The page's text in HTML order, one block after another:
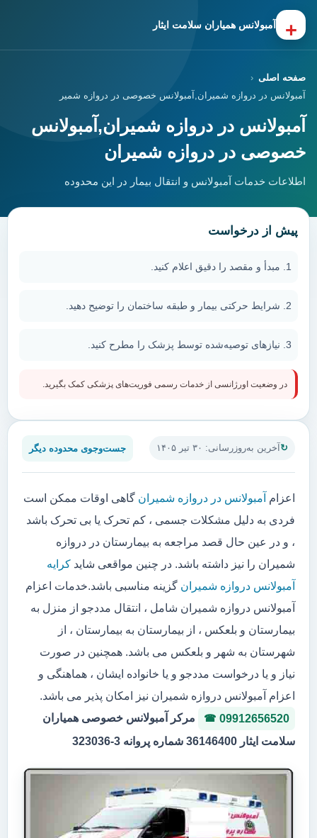
+ آمبولانس همیاران سلامت ایثار
صفحه اصلی
آمبولانس در دروازه شمیران,آمبولانس خصوصی در دروازه شمیران
آمبولانس در دروازه شمیران,آمبولانس
خصوصی در دروازه شمیران
اطلاعات خدمات آمبولانس و انتقال بیمار در این محدوده
آخرین به‌روزرسانی: ۳۰ تیر ۱۴۰۵ جست‌وجوی محدوده دیگر
اعزام آمبولانس در دروازه شمیران گاهی اوقات ممکن است
فردی به دلیل مشکلات جسمی ، کم تحرک یا بی تحرک باشد
، و در عین حال قصد مراجعه به بیمارستان در دروازه
شمیران را نیز داشته باشد. در چنین مواقعی شاید کرایه
آمبولانس دروازه شمیران گزینه مناسبی باشد.خدمات اعزام
آمبولانس دروازه شمیران شامل ، انتقال مددجو از منزل به
بیمارستان و بلعکس ، از بیمارستان به بیمارستان ، از
شهرستان به شهر و بلعکس می باشد. همچنین در صورت
نیاز و یا درخواست مددجو و یا خانواده ایشان ، هماهنگی و
اعزام آمبولانس دروازه شمیران نیز امکان پذیر می باشد.
09912656520
مرکر آمبولانس خصوصی همیاران
سلامت ایثار 36146400 شماره پروانه 3-323036
پیش از درخواست
مبدأ و مقصد را دقیق اعلام کنید.
شرایط حرکتی بیمار و طبقه ساختمان را توضیح دهید.
نیازهای توصیه‌شده توسط پزشک را مطرح کنید.
در وضعیت اورژانسی از خدمات رسمی فوریت‌های پزشکی کمک بگیرید.